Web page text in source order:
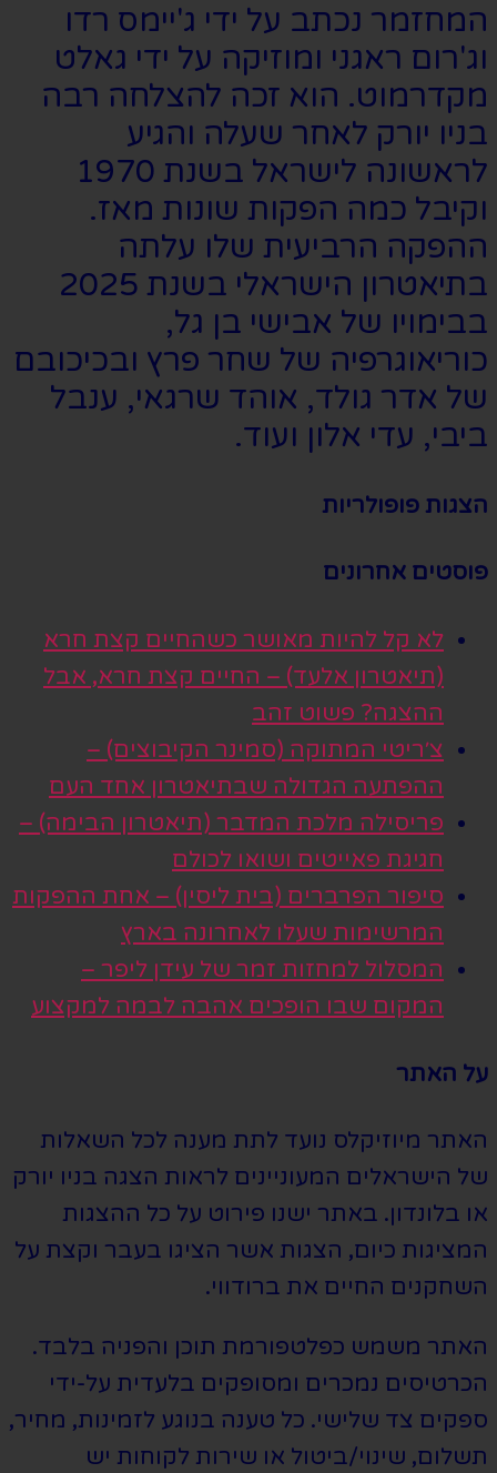
המחזמר נכתב על ידי ג'יימס רדו
וג'רום ראגני ומוזיקה על ידי גאלט
מקדרמוט. הוא זכה להצלחה רבה
בניו יורק לאחר שעלה והגיע
לראשונה לישראל בשנת 1970
וקיבל כמה הפקות שונות מאז.
ההפקה הרביעית שלו עלתה
בתיאטרון הישראלי בשנת 2025
בבימויו של אבישי בן גל,
כוריאוגרפיה של שחר פרץ ובכיכובם
של אדר גולד, אוהד שרגאי, ענבל
ביבי, עדי אלון ועוד.
הצגות פופולריות
פוסטים אחרונים
לא קל להיות מאושר כשהחיים קצת חרא
(תיאטרון אלעד) – החיים קצת חרא, אבל
ההצגה? פשוט זהב
צ׳ריטי המתוקה (סמינר הקיבוצים) –
ההפתעה הגדולה שבתיאטרון אחד העם
פריסילה מלכת המדבר (תיאטרון הבימה) –
חגיגת פאייטים ושואו לכולם
סיפור הפרברים (בית ליסין) – אחת ההפקות
המרשימות שעלו לאחרונה בארץ
המסלול למחזות זמר של עידן ליפר –
המקום שבו הופכים אהבה לבמה למקצוע
על האתר
האתר מיוזיקלס נועד לתת מענה לכל השאלות
של הישראלים המעוניינים לראות הצגה בניו יורק
או בלונדון. באתר ישנו פירוט על כל ההצגות
המציגות כיום, הצגות אשר הציגו בעבר וקצת על
השחקנים החיים את ברודווי.
האתר משמש כפלטפורמת תוכן והפניה בלבד.
הכרטיסים נמכרים ומסופקים בלעדית על-ידי
ספקים צד שלישי. כל טענה בנוגע לזמינות, מחיר,
תשלום, שינוי/ביטול או שירות לקוחות יש